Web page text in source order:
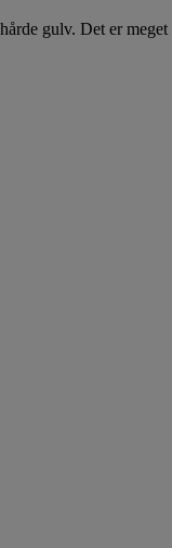
hårde gulv. Det er